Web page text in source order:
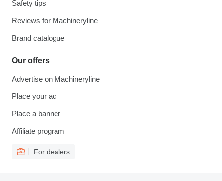
Safety tips
Reviews for Machineryline
Brand catalogue
Our offers
Advertise on Machineryline
Place your ad
Place a banner
Affiliate program
For dealers